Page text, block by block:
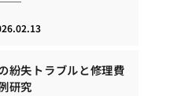
紛失トラブルと修理費
研究